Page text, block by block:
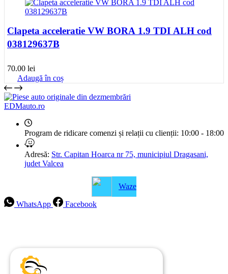
Clapeta acceleratie VW BORA 1.9 TDI ALH cod
038129637B
70.00 lei
Adaugă în coș
EDMauto.ro
Program de ridicare comenzi și relații cu clienții: 10:00 - 18:00
Adresă: Str. Capitan Hoarca nr 75, municipiul Dragasani,
judet Valcea
Waze
WhatsApp
Facebook
Politica de ramburs și retur